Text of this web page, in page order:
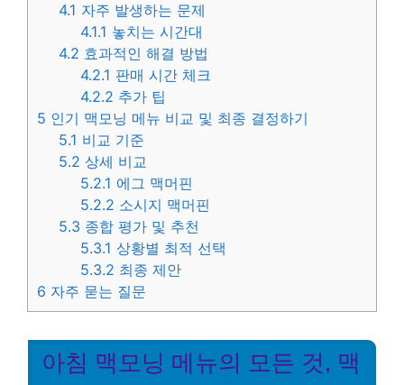
4.1 자주 발생하는 문제
4.1.1 놓치는 시간대
4.2 효과적인 해결 방법
4.2.1 판매 시간 체크
4.2.2 추가 팁
5 인기 맥모닝 메뉴 비교 및 최종 결정하기
5.1 비교 기준
5.2 상세 비교
5.2.1 에그 맥머핀
5.2.2 소시지 맥머핀
5.3 종합 평가 및 추천
5.3.1 상황별 최적 선택
5.3.2 최종 제안
6 자주 묻는 질문
아침 맥모닝 메뉴의 모든 것, 맥